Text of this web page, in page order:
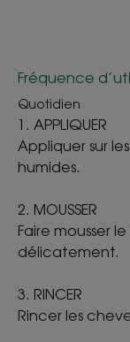
Avantage de la
Texture fluide qui
chevelure.
Senteur du
*selon test OCDE 301
Fréquence
Quotidien
1. APPLIQUER
Appliquer sur
humides.
2. MOUSSER
Faire mousser
délicatement.
3. RINCER
Rincer les